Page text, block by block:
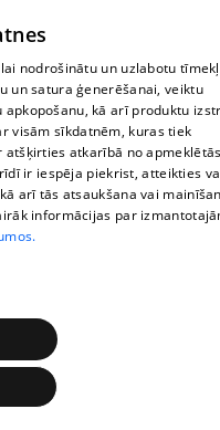
mediķi trenēsies
nodrošinātu un uzlabotu
un satura ģenerēšanai, veiktu
kā arī produktu
visām sīkdatnēm, kuras tiek
atšķirties atkarībā no
ir iespēja piekrist, atteikties
arī tās atsaukšana vai
informācijas par